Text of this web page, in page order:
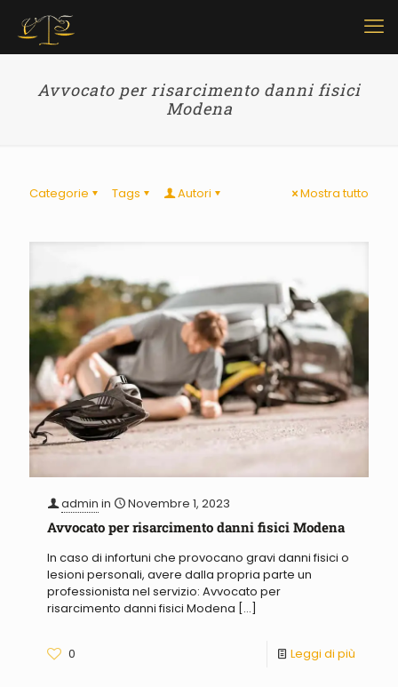
Avvocato per risarcimento danni fisici
Modena
Categorie Tags Autori Mostra tutto
admin in Novembre 1, 2023
Avvocato per risarcimento danni fisici Modena
In caso di infortuni che provocano gravi danni fisici o
lesioni personali, avere dalla propria parte un
professionista nel servizio: Avvocato per
risarcimento danni fisici Modena […]
0 Leggi di più